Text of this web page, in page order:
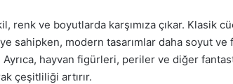
renk ve boyutlarda karşımıza çıkar. Klasik
sahipken, modern tasarımlar daha soyut
Ayrıca, hayvan figürleri, periler ve diğer
çeşitliliği artırır.